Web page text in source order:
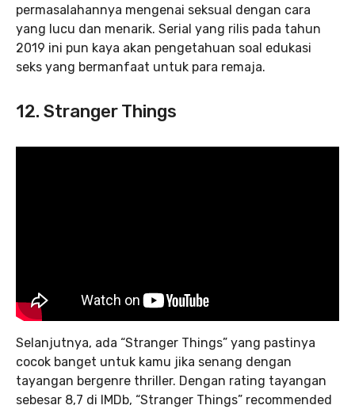
permasalahannya mengenai seksual dengan cara
yang lucu dan menarik. Serial yang rilis pada tahun
2019 ini pun kaya akan pengetahuan soal edukasi
seks yang bermanfaat untuk para remaja.
12. Stranger Things
Selanjutnya, ada “Stranger Things” yang pastinya
cocok banget untuk kamu jika senang dengan
tayangan bergenre thriller. Dengan rating tayangan
sebesar 8,7 di IMDb, “Stranger Things” recommended